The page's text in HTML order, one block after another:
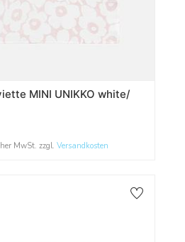
MINI UNIKKO white/
MwSt. zzgl. Versandkosten